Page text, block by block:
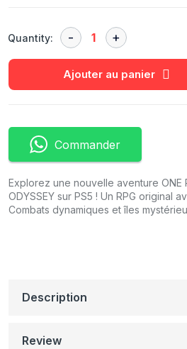
Quantity:
Ajouter au panier
Commander
Explorez une nouvelle aventure ONE
ODYSSEY sur PS5 ! Un RPG original
Combats dynamiques et îles
Description
Review